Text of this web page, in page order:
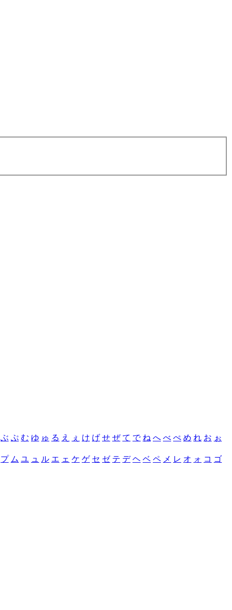
ぶ ぷ む ゆ ゅ る え ぇ け げ せ ぜ て で ね へ べ ぺ め れ お ぉ
プ ム ユ ュ ル エ ェ ケ ゲ セ ゼ テ デ ヘ ベ ペ メ レ オ ォ コ ゴ